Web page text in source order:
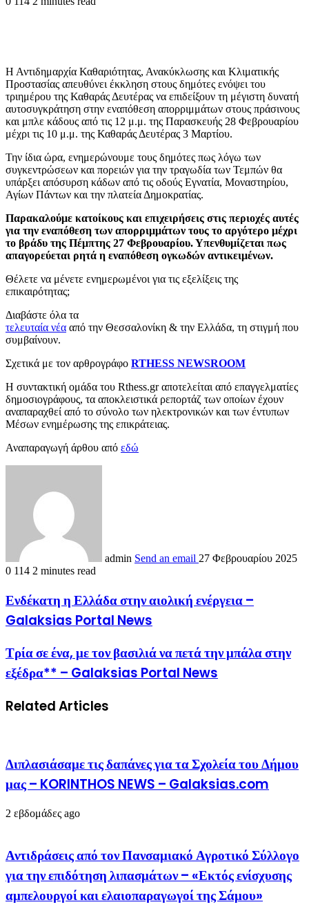
Η Αντιδημαρχία Καθαριότητας, Ανακύκλωσης και Κλιματικής
Προστασίας απευθύνει έκκληση στους δημότες ενόψει του
τριημέρου της Καθαράς Δευτέρας να επιδείξουν τη μέγιστη δυνατή
αυτοσυγκράτηση στην εναπόθεση απορριμμάτων στους πράσινους
και μπλε κάδους από τις 12 μ.μ. της Παρασκευής 28 Φεβρουαρίου
μέχρι τις 10 μ.μ. της Καθαράς Δευτέρας 3 Μαρτίου.
Την ίδια ώρα, ενημερώνουμε τους δημότες πως λόγω των
συγκεντρώσεων και πορειών για την τραγωδία των Τεμπών θα
υπάρξει απόσυρση κάδων από τις οδούς Εγνατία, Μοναστηρίου,
Αγίων Πάντων και την πλατεία Δημοκρατίας.
Παρακαλούμε κατοίκους και επιχειρήσεις στις περιοχές αυτές
για την εναπόθεση των απορριμμάτων τους το αργότερο μέχρι
το βράδυ της Πέμπτης 27 Φεβρουαρίου. Υπενθυμίζεται πως
απαγορεύεται ρητά η εναπόθεση ογκωδών αντικειμένων.
Θέλετε να μένετε ενημερωμένοι για τις εξελίξεις της
επικαιρότητας;
Διαβάστε όλα τα
τελευταία νέα από την Θεσσαλονίκη & την Ελλάδα, τη στιγμή που
συμβαίνουν.
Σχετικά με τον αρθρογράφο RTHESS NEWSROOM
Η συντακτική ομάδα του Rthess.gr αποτελείται από επαγγελματίες
δημοσιογράφους, τα αποκλειστικά ρεπορτάζ των οποίων έχουν
αναπαραχθεί από το σύνολο των ηλεκτρονικών και των έντυπων
Μέσων ενημέρωσης της επικράτειας.
Αναπαραγωγή άρθου από εδώ
admin Send an email 27 Φεβρουαρίου 2025
0 114 2 minutes read
Ενδέκατη η Ελλάδα στην αιολική ενέργεια –
Galaksias Portal News
Τρία σε ένα, με τον βασιλιά να πετά την μπάλα στην
εξέδρα** – Galaksias Portal News
Related Articles
Διπλασιάσαμε τις δαπάνες για τα Σχολεία του Δήμου
μας – KORINTHOS NEWS – Galaksias.com
2 εβδομάδες ago
Αντιδράσεις από τον Πανσαμιακό Αγροτικό Σύλλογο
για την επιδότηση λιπασμάτων – «Εκτός ενίσχυσης
αμπελουργοί και ελαιοπαραγωγοί της Σάμου»